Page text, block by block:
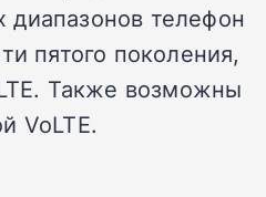
телефон
пятого поколения,
Также возможны
VoLTE.